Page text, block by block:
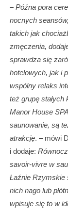
– Późna pora
nocnych
takich jak
zmęczenia,
sprawdza się
hotelowych, jak i
wspólny relaks
też grupę
Manor House
saunowanie, są
atrakcję. – mówi
i dodaje:
savoir-vivre w
Łaźnie Rzymskie
nich nago lub
wpisuje się to w